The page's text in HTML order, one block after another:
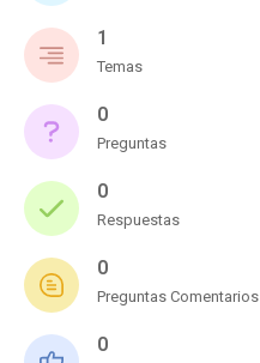
1
Temas
0
Preguntas
0
Respuestas
0
Preguntas Comentarios
0